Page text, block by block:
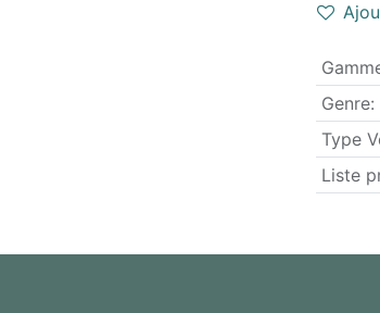
Genre:
Type
Liste